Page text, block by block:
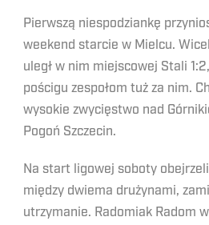
Pierwszą niespodziankę
weekend starcie w Mielcu.
uległ w nim miejscowej Stali
pościgu zespołom tuż za nim.
wysokie zwycięstwo nad
Pogoń Szczecin.
Na start ligowej soboty
między dwiema drużynami,
utrzymanie. Radomiak Radom